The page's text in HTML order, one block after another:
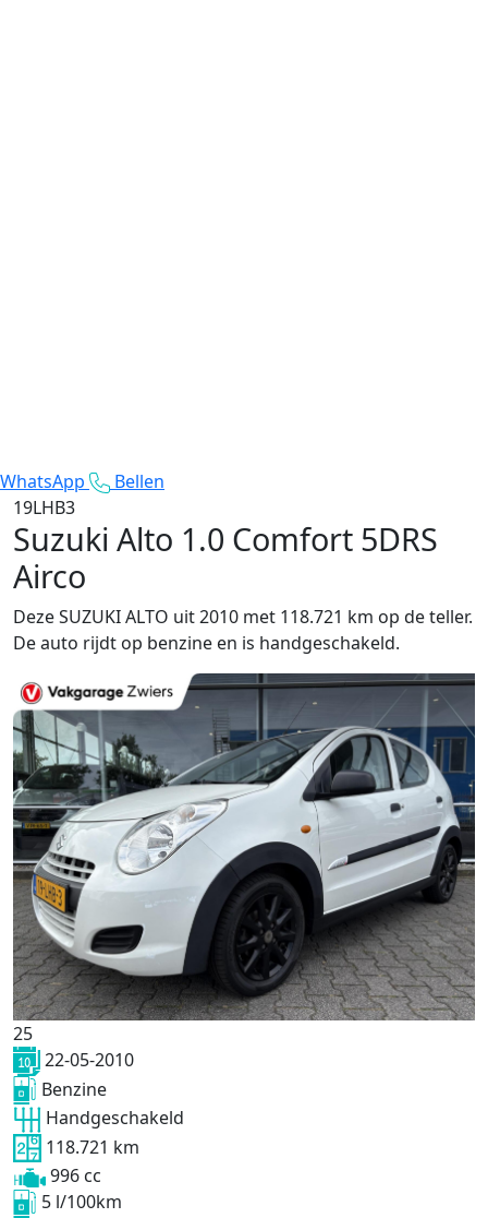
WhatsApp
Bellen
19LHB3
Suzuki Alto 1.0 Comfort 5DRS
Airco
Deze SUZUKI ALTO uit 2010 met 118.721 km op de teller.
De auto rijdt op benzine en is handgeschakeld.
25
22-05-2010
Benzine
Handgeschakeld
118.721 km
996 cc
5 l/100km